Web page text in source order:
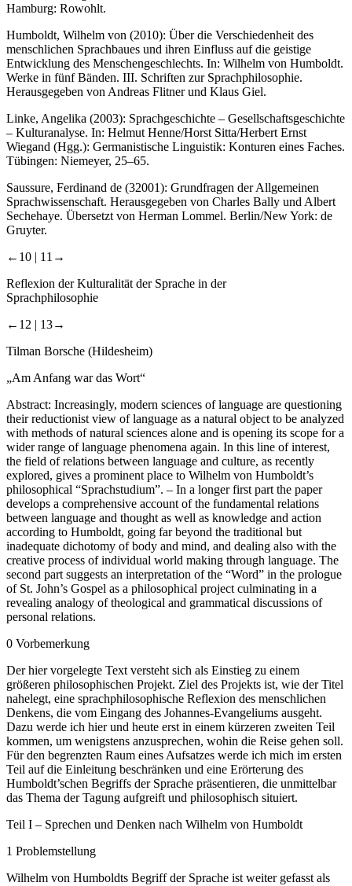
Hamburg: Rowohlt.
Humboldt, Wilhelm von (2010): Über die Verschiedenheit des
menschlichen Sprachbaues und ihren Einfluss auf die geistige
Entwicklung des Menschengeschlechts. In: Wilhelm von Humboldt.
Werke in fünf Bänden. III. Schriften zur Sprachphilosophie.
Herausgegeben von Andreas Flitner und Klaus Giel.
Linke, Angelika (2003): Sprachgeschichte – Gesellschaftsgeschichte
– Kulturanalyse. In: Helmut Henne/Horst Sitta/Herbert Ernst
Wiegand (Hgg.): Germanistische Linguistik: Konturen eines Faches.
Tübingen: Niemeyer, 25–65.
Saussure, Ferdinand de (32001): Grundfragen der Allgemeinen
Sprachwissenschaft. Herausgegeben von Charles Bally und Albert
Sechehaye. Übersetzt von Herman Lommel. Berlin/New York: de
Gruyter.
←10 | 11→
Reflexion der Kulturalität der Sprache in der
Sprachphilosophie
←12 | 13→
Tilman Borsche (Hildesheim)
„Am Anfang war das Wort“
Abstract: Increasingly, modern sciences of language are questioning
their reductionist view of language as a natural object to be analyzed
with methods of natural sciences alone and is opening its scope for a
wider range of language phenomena again. In this line of interest,
the field of relations between language and culture, as recently
explored, gives a prominent place to Wilhelm von Humboldt’s
philosophical “Sprachstudium”. – In a longer first part the paper
develops a comprehensive account of the fundamental relations
between language and thought as well as knowledge and action
according to Humboldt, going far beyond the traditional but
inadequate dichotomy of body and mind, and dealing also with the
creative process of individual world making through language. The
second part suggests an interpretation of the “Word” in the prologue
of St. John’s Gospel as a philosophical project culminating in a
revealing analogy of theological and grammatical discussions of
personal relations.
0 Vorbemerkung
Der hier vorgelegte Text versteht sich als Einstieg zu einem
größeren philosophischen Projekt. Ziel des Projekts ist, wie der Titel
nahelegt, eine sprachphilosophische Reflexion des menschlichen
Denkens, die vom Eingang des Johannes-Evangeliums ausgeht.
Dazu werde ich hier und heute erst in einem kürzeren zweiten Teil
kommen, um wenigstens anzusprechen, wohin die Reise gehen soll.
Für den begrenzten Raum eines Aufsatzes werde ich mich im ersten
Teil auf die Einleitung beschränken und eine Erörterung des
Humboldt’schen Begriffs der Sprache präsentieren, die unmittelbar
das Thema der Tagung aufgreift und philosophisch situiert.
Teil I – Sprechen und Denken nach Wilhelm von Humboldt
1 Problemstellung
Wilhelm von Humboldts Begriff der Sprache ist weiter gefasst als